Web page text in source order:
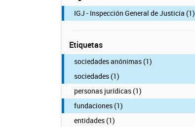
IGJ - Inspección General de Justicia (1)
Etiquetas
sociedades anónimas (1)
sociedades (1)
personas jurídicas (1)
fundaciones (1)
entidades (1)